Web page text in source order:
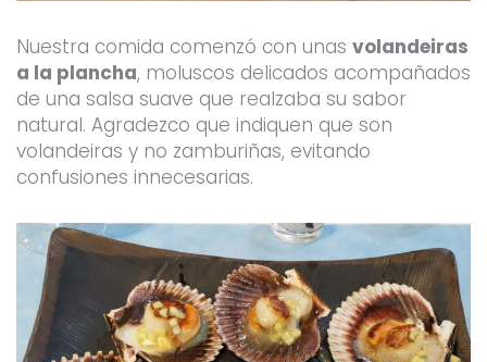
Nuestra comida comenzó con unas volandeiras
a la plancha, moluscos delicados acompañados
de una salsa suave que realzaba su sabor
natural. Agradezco que indiquen que son
volandeiras y no zamburiñas, evitando
confusiones innecesarias.